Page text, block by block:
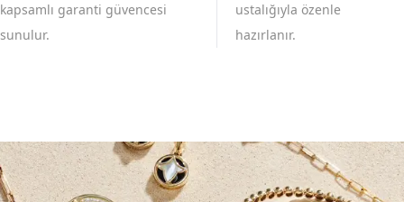
kapsamlı garanti güvencesi
sunulur.
ustalığıyla özenle
hazırlanır.